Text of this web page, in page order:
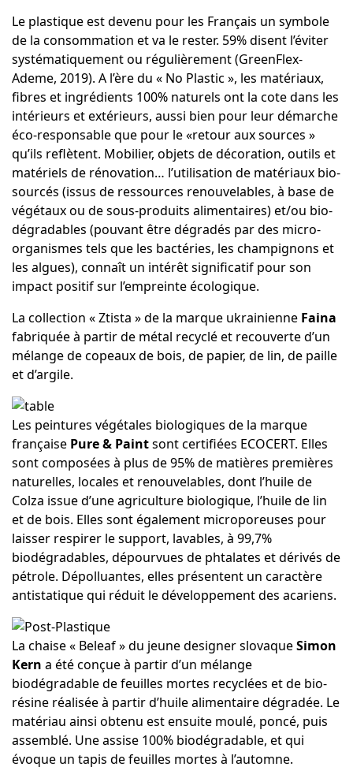
Le plastique est devenu pour les Français un symbole
de la consommation et va le rester. 59% disent l’éviter
systématiquement ou régulièrement (GreenFlex-
Ademe, 2019). A l’ère du « No Plastic », les matériaux,
fibres et ingrédients 100% naturels ont la cote dans les
intérieurs et extérieurs, aussi bien pour leur démarche
éco-responsable que pour le «retour aux sources »
qu’ils reflètent. Mobilier, objets de décoration, outils et
matériels de rénovation… l’utilisation de matériaux bio-
sourcés (issus de ressources renouvelables, à base de
végétauxou de sous-produits alimentaires) et/ou bio-
dégradables (pouvant être dégradés par des micro-
organismes tels que les bactéries, les champignons et
les algues), connaît un intérêt significatif pour son
impact positif sur l’empreinte écologique.
La collection « Ztista » de la marque ukrainienne Faina
fabriquée à partir de métal recyclé et recouverte d’un
mélange de copeaux de bois, de papier, de lin, de paille
et d’argile.
Les peintures végétales biologiques de la marque
française Pure & Paintsont certifiées ECOCERT. Elles
sont composées à plus de 95% de matières premières
naturelles, locales et renouvelables, dont l’huile de
Colza issue d’une agriculture biologique, l’huile de lin
et de bois. Elles sont également microporeuses pour
laisser respirer le support, lavables, à 99,7%
biodégradables, dépourvues de phtalates et dérivés de
pétrole. Dépolluantes, elles présentent un caractère
antistatique qui réduit le développement des acariens.
La chaise « Beleaf » du jeune designer slovaqueSimon
Kern a été conçue à partir d’un mélange
biodégradable de feuilles mortes recyclées et de bio-
résine réalisée à partir d’huile alimentaire dégradée. Le
matériau ainsi obtenu est ensuite moulé, poncé, puis
assemblé. Une assise 100% biodégradable, et qui
évoque un tapis de feuilles mortes à l’automne.